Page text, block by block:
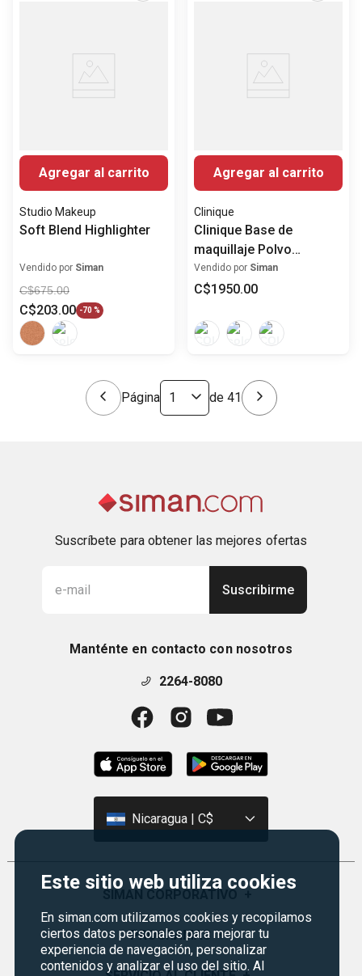
Este sitio web utiliza cookies
En siman.com utilizamos cookies y recopilamos
ciertos datos personales para mejorar tu
experiencia de navegación, personalizar
contenidos y analizar el uso del sitio. Al
Agregar al carrito
Studio Makeup
Soft Blend Highlighter
Vendido por Siman
C$675.00
C$203.00 -70 %
Agregar al carrito
Clinique
Clinique Base de
maquillaje Polvo
compacto Superpowder
Double Face ™
Vendido por Siman
C$1950.00
Página de 41
Suscríbete para obtener las mejores ofertas
Suscribirme
Manténte en contacto con nosotros
2264-8080
Nicaragua | C$
Quiénes Somos
Visión y Misión
PROGRAMAS +